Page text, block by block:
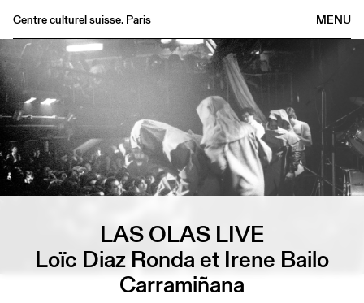
MENU
Centre culturel suisse. Paris
Agenda
Bookshop
Buvette
Archives
Medias
Publications
LAS OLAS LIVE
Loïc Diaz Ronda et Irene Bailo
Carramiñana